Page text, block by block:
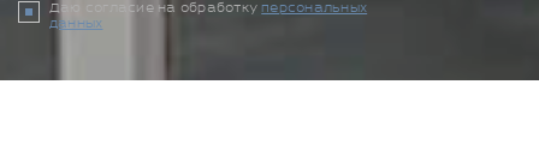
Даю согласие на обработкуперсональных
данных